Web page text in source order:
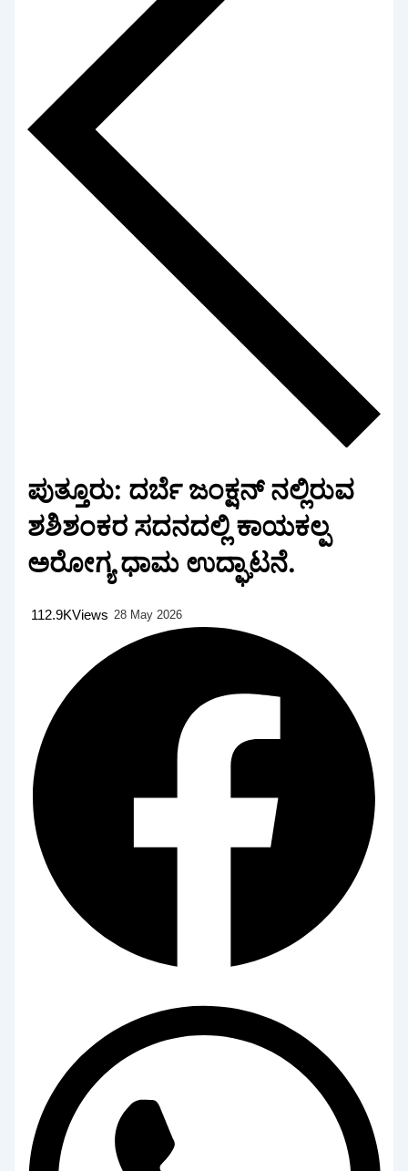
ಪುತ್ತೂರು: ದರ್ಬೆ ಜಂಕ್ಷನ್ ನಲ್ಲಿರುವ
ಶಶಿಶಂಕರ ಸದನದಲ್ಲಿ ಕಾಯಕಲ್ಪ
ಅರೋಗ್ಯ ಧಾಮ ಉದ್ಘಾಟನೆ.
112.9KViews 28 May 2026